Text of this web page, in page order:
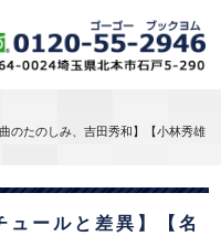
のたのしみ、吉田秀和】【小林秀雄
ュールと差異】【名